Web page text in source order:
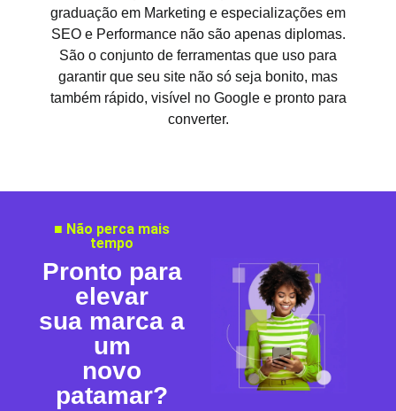
graduação em Marketing e especializações em
SEO e Performance não são apenas diplomas.
São o conjunto de ferramentas que uso para
garantir que seu site não só seja bonito, mas
também rápido, visível no Google e pronto para
converter.
■ Não perca mais
tempo
Pronto para
elevar
sua marca a
um
novo
patamar?